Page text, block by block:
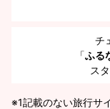
チ
「ふる
ス
※1記載のない旅行サ